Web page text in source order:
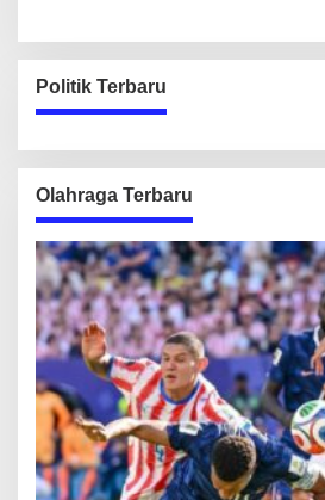
Politik Terbaru
Olahraga Terbaru